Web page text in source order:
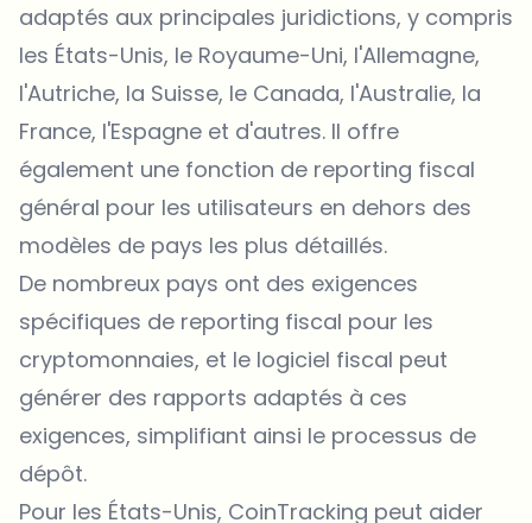
adaptés aux principales juridictions, y compris
les États-Unis, le Royaume-Uni, l'Allemagne,
l'Autriche, la Suisse, le Canada, l'Australie, la
France, l'Espagne et d'autres. Il offre
également une fonction de reporting fiscal
général pour les utilisateurs en dehors des
modèles de pays les plus détaillés.
De nombreux pays ont des exigences
spécifiques de reporting fiscal pour les
cryptomonnaies, et le logiciel fiscal peut
générer des rapports adaptés à ces
exigences, simplifiant ainsi le processus de
dépôt.
Pour les États-Unis, CoinTracking peut aider